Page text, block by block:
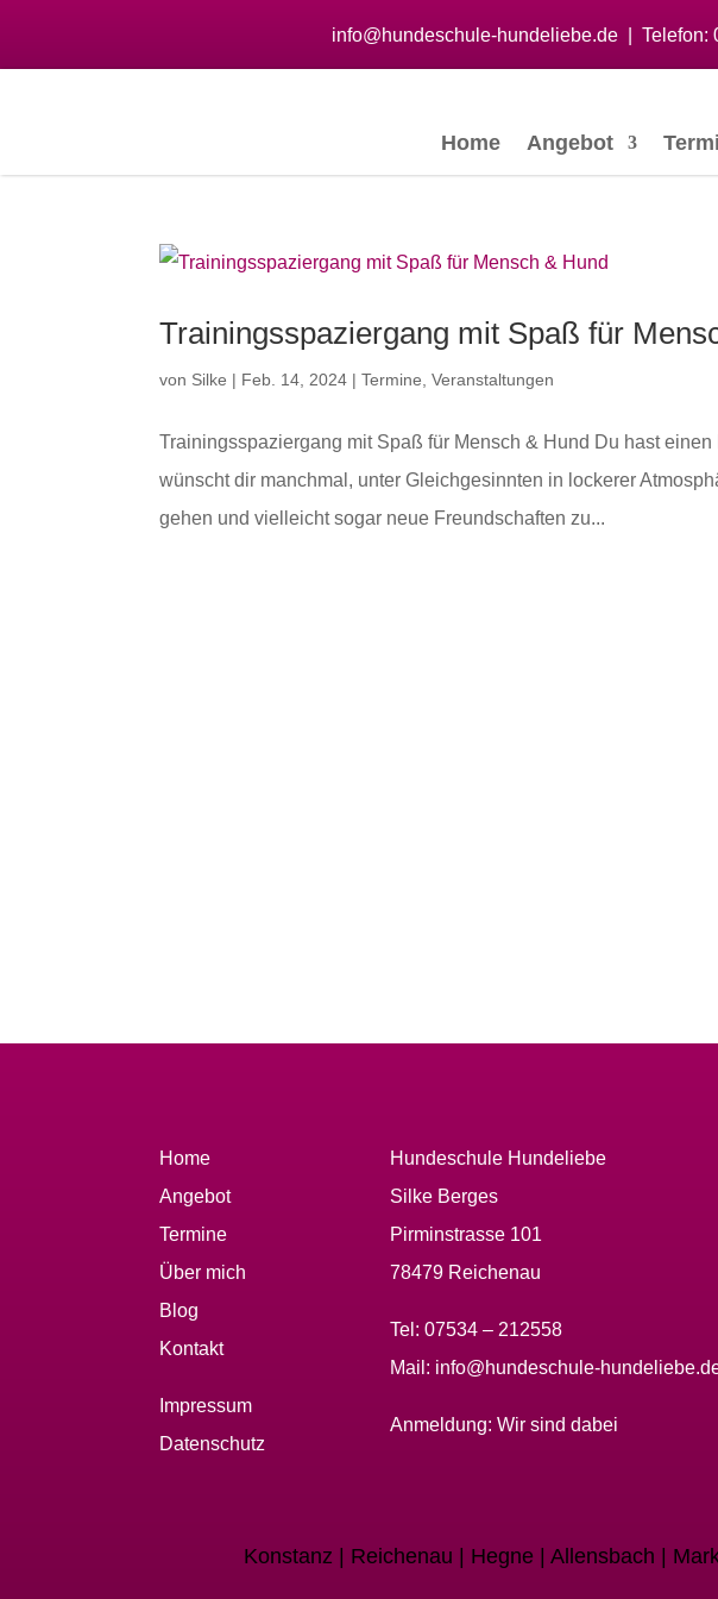
info@hundeschule-hundeliebe.de Telefon:
Home Angebot
Trainingsspaziergang mit Spaß für
von Silke | Feb. 14, 2024 |Termine ,Veranstaltungen
Trainingsspaziergang mit Spaß für Mensch & Hund Du hast
wünscht dir manchmal, unter Gleichgesinnten in lockerer
gehen und vielleicht sogar neue Freundschaften zu...
Home
Angebot
Termine
Über mich
Blog
Kontakt
Impressum
Datenschutz
Hundeschule Hundeliebe
Silke Berges
Pirminstrasse 101
78479 Reichenau
Tel: 07534 – 212558
Mail: info@hundeschule-
Anmeldung: Wir sind dabei
Konstanz | Reichenau | Hegne | Allensbach |